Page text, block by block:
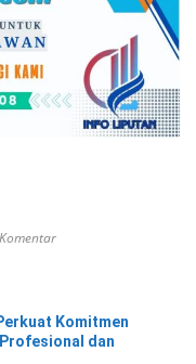
Komitmen
dan